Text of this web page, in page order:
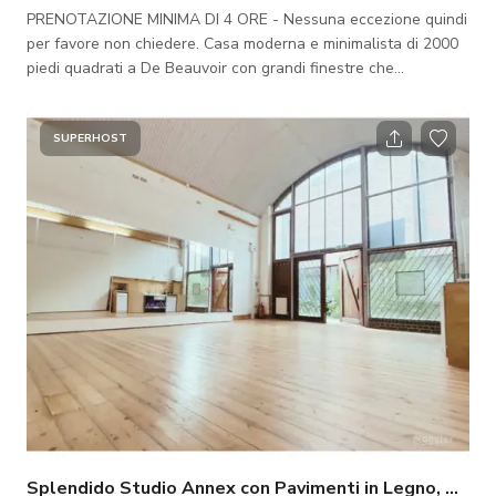
PRENOTAZIONE MINIMA DI 4 ORE - Nessuna eccezione quindi
per favore non chiedere. Casa moderna e minimalista di 2000
piedi quadrati a De Beauvoir con grandi finestre che
Adjaye e può essere affittata come location per riprese
cinematografiche e fotografiche. La location è di 2000 piedi
quadrati su tre piani. Per favore contattaci anche se vedi una
prenotazione esterna, poiché questa data potrebbe essere
stata semplicemente prenotata
SUPERHOST
Splendido Studio Annex con Pavimenti in Legno,